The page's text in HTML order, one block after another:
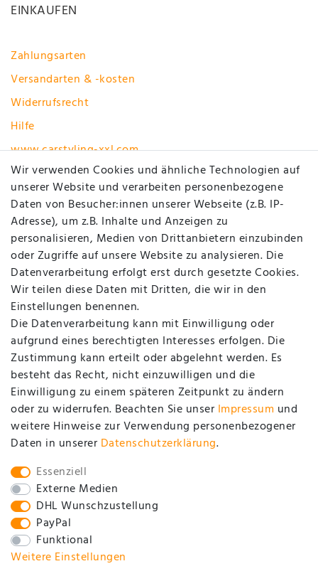
EINKAUFEN
Zahlungsarten
Versandarten & -kosten
Widerrufsrecht
Hilfe
www.carstyling-xxl.com
Vertrag widerrufen
MEIN KONTO
Registrieren
Login
UNTERNEHMEN
Kontakt
Datenschutzerklärung
AGB / Kundeninformationen
Impressum
SOCIAL
Wir verwenden Cookies und ähnliche Technologien auf
unserer Website und verarbeiten personenbezogene
Daten von Besucher:innen unserer Webseite (z.B. IP-
Adresse), um z.B. Inhalte und Anzeigen zu
personalisieren, Medien von Drittanbietern einzubinden
oder Zugriffe auf unsere Website zu analysieren. Die
Datenverarbeitung erfolgt erst durch gesetzte Cookies.
Wir teilen diese Daten mit Dritten, die wir in den
Einstellungen benennen.
Die Datenverarbeitung kann mit Einwilligung oder
aufgrund eines berechtigten Interesses erfolgen. Die
Zustimmung kann erteilt oder abgelehnt werden. Es
besteht das Recht, nicht einzuwilligen und die
Einwilligung zu einem späteren Zeitpunkt zu ändern
oder zu widerrufen. Beachten Sie unser Impressum und
weitere Hinweise zur Verwendung personenbezogener
Daten in unserer Daten­schutz­erklärung.
Essenziell
Externe Medien
DHL Wunschzustellung
PayPal
Funktional
Weitere Einstellungen